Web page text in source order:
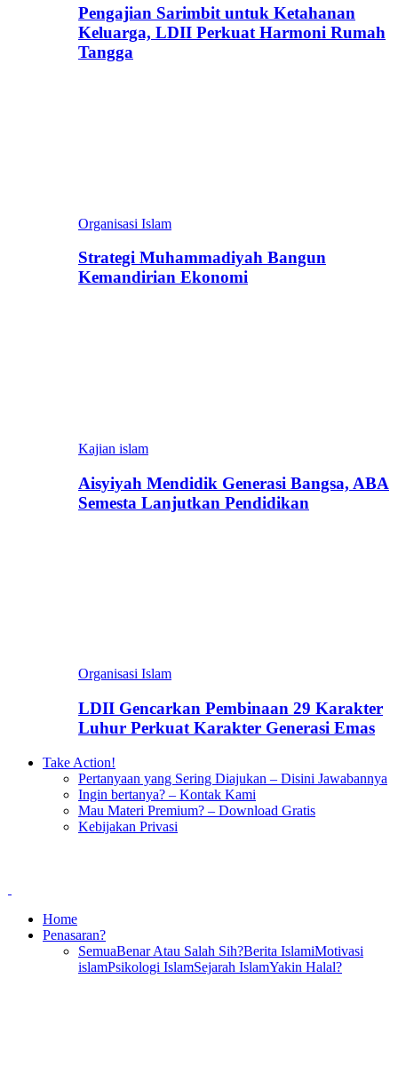
Pengajian Sarimbit untuk Ketahanan
Keluarga, LDII Perkuat Harmoni Rumah
Tangga
Organisasi Islam
Strategi Muhammadiyah Bangun
Kemandirian Ekonomi
Kajian islam
Aisyiyah Mendidik Generasi Bangsa, ABA
Semesta Lanjutkan Pendidikan
Organisasi Islam
LDII Gencarkan Pembinaan 29 Karakter
Luhur Perkuat Karakter Generasi Emas
Take Action!
Pertanyaan yang Sering Diajukan – Disini Jawabannya
Ingin bertanya? – Kontak Kami
Mau Materi Premium? – Download Gratis
Kebijakan Privasi
Home
Penasaran?
SemuaBenar Atau Salah Sih?Berita IslamiMotivasi
islamPsikologi IslamSejarah IslamYakin Halal?